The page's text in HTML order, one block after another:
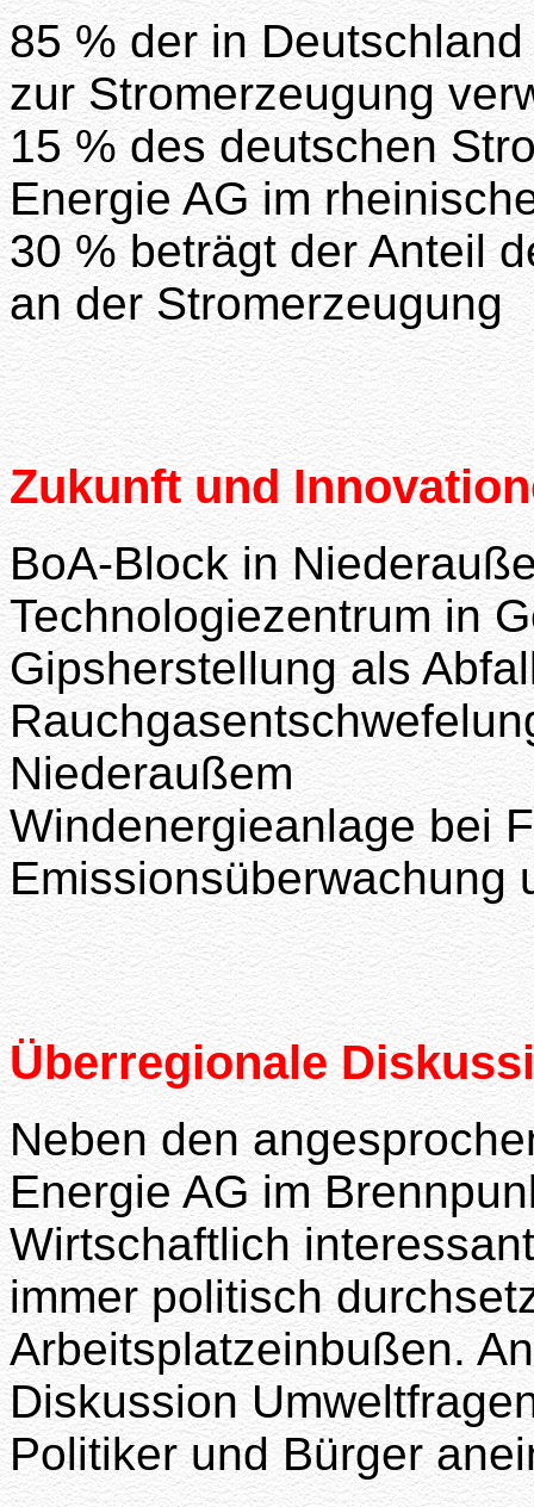
85 % der in
zur Stromerzeugung
15 % des deutschen
Energie AG im
30 % beträgt der Anteil
an der Stromerzeugung
Zukunft und
BoA-Block in
Technologiezentrum in
Gipsherstellung als
Niederaußem
Windenergieanlage bei
Emissionsüberwachung
Überregionale
Neben den
Energie AG im
Wirtschaftlich
immer politisch
Arbeitsplatzeinbußen.
Diskussion
Politiker und Bürger